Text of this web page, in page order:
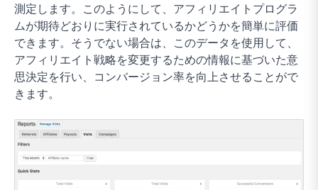
測定します。このようにして、アフィリエイトプログラ
ムが期待どおりに実行されているかどうかを簡単に評価
できます。そうでない場合は、このデータを使用して、
アフィリエイト戦略を変更するための情報に基づいた意
思決定を行い、コンバージョン率を向上させることがで
きます。